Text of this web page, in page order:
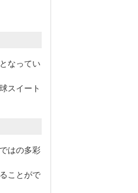
なってい
スイート
はの多彩
ことがで